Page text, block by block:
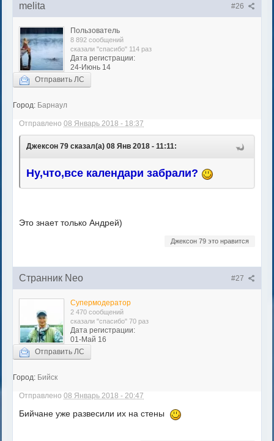
#26
melita
Пользователь
8 892 сообщений
сказали "спасибо" 114 раз
Дата регистрации:
24-Июнь 14
Отправить ЛС
Город: Барнаул
Отправлено08 Январь 2018 - 18:37
Джексон 79 сказал(а) 08 Янв 2018 - 11:11:
Ну,что,все календари забрали?
Это знает только Андрей)
Джексон 79 это нравится
#27
Странник Neo
Супермодератор
2 470 сообщений
сказали "спасибо" 70 раз
Дата регистрации:
01-Май 16
Отправить ЛС
Город: Бийск
Отправлено08 Январь 2018 - 20:47
Бийчане уже развесили их на стены